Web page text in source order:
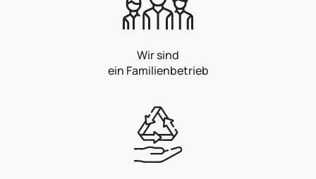
Wir sind
ein Familienbetrieb